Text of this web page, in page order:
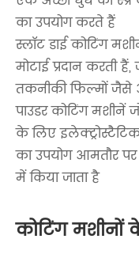
का उपयोग करते हैं
स्लॉट डाई कोटिंग
मोटाई प्रदान करती
तकनीकी फिल्मों जैसे
पाउडर कोटिंग मशीनें
के लिए
का उपयोग आमतौर पर
में किया जाता है
कोटिंग मशीनों